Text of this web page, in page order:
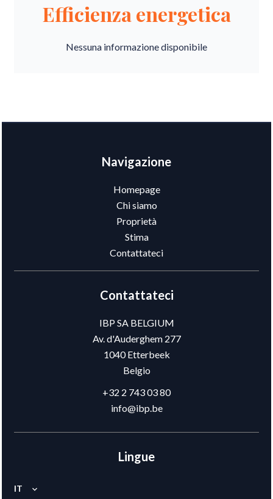
Efficienza energetica
Nessuna informazione disponibile
Navigazione
Homepage
Chi siamo
Proprietà
Stima
Contattateci
Contattateci
IBP SA BELGIUM
Av. d'Auderghem 277
1040Etterbeek
Belgio
+32 2 743 03 80
info@ibp.be
Lingue
IT